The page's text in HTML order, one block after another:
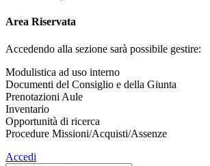
Area Riservata
Accedendo alla sezione sarà possibile gestire:
Modulistica ad uso interno
Documenti del Consiglio e della Giunta
Prenotazioni Aule
Inventario
Opportunità di ricerca
Procedure Missioni/Acquisti/Assenze
Accedi